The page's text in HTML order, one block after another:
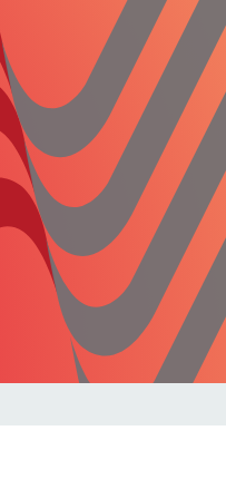
Leben
Familie
Freizeit
Gesundheit
Internet